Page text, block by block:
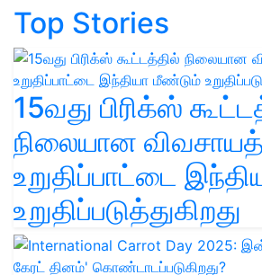
Top Stories
15வது பிரிக்ஸ்
நிலையான
உறுதிப்பாட்டை
உறுதிப்படுத்துகிறது